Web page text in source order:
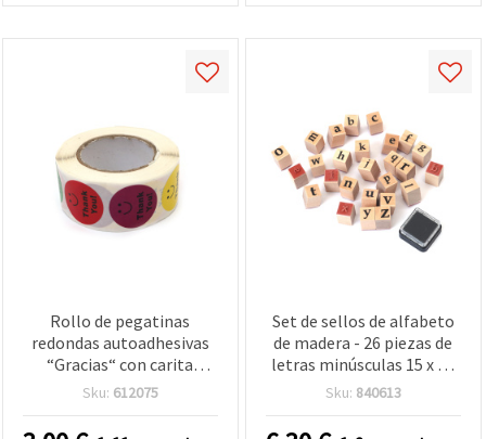
Rollo de pegatinas
redondas autoadhesivas
“Gracias“ con carita
sonriente para
Sku: 612075
Set de sellos de alfabeto
de madera - 26 piezas de
letras minúsculas 15 x 24
mm con almohadilla de
Sku: 840613